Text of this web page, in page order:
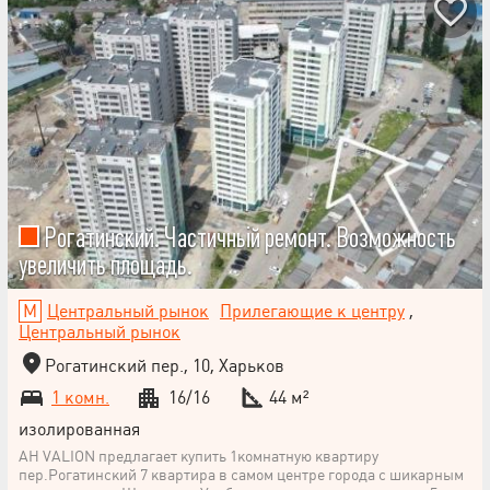
Рогатинский. Частичньій ремонт. Возможность
увеличить площадь.
Центральный рынок Прилегающие к центру,
Центральный рынок
Рогатинский пер., 10, Харьков
1 комн.
16/16
44 м²
изолированная
АН VALION предлагает купить 1комнатную квартиру
пер.Рогатинский 7 квартира в самом центре города с шикарным